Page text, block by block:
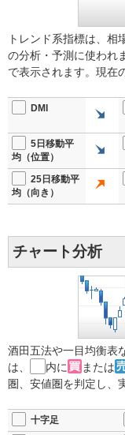
トレンド系指標は、相
の分析・予測に使われ
で表示されます。現在
DMI
5日移動平
均（位置）
25日移動平
均（向き）
チャート分析
酒田五法や一目均衡表
は、
内に または
圏、安値圏を判定し、
十字足